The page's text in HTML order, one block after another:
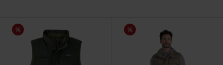
Vente
Voir M's Downdrift Vest
Vente
Voir NosiLife Adventure Gilet